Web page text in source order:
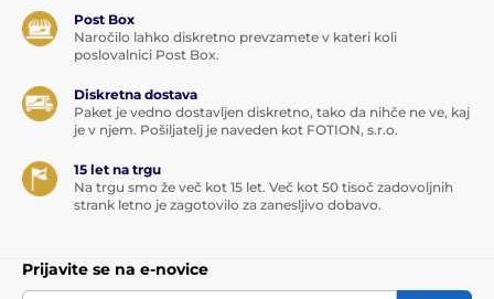
stalen stik s klitorisom
dvojna stimulacija
mobilna aplikacija Oninder app za daljinsko
upravljanje
možnost uporabe tudi brez aplikacije
polnjenje prek USB (kabel priložen)
lubrikant na vodni osnovi
Post Box
Naročilo lahko diskretno prevzamete v kateri koli
poslovalnici Post Box.
Diskretna dostava
Paket je vedno dostavljen diskretno, tako da nihče ne ve, kaj
je v njem. Pošiljatelj je naveden kot FOTION, s.r.o.
15 let na trgu
Na trgu smo že več kot 15 let. Več kot 50 tisoč zadovoljnih
strank letno je zagotovilo za zanesljivo dobavo.
Prijavite se na e-novice